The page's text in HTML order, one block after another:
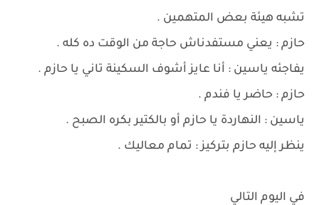
تشبه هيئة بعض المتهمين .
حازم : يعني مستفدناش حاجة من الوقت ده كله .
يفاجئه ياسين : أنا عايز أشوف السكينة تاني يا حازم .
حازم : حاضر يا فندم .
ياسين : النهاردة يا حازم أو بالكتير بكره الصبح .
ينظر إليه حازم بتركيز : تمام معاليك .
في اليوم التالي